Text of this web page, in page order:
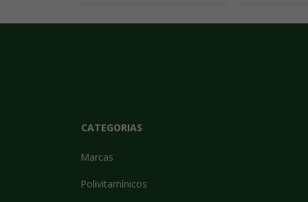
CATEGORIAS
Marcas
Polivitamínicos